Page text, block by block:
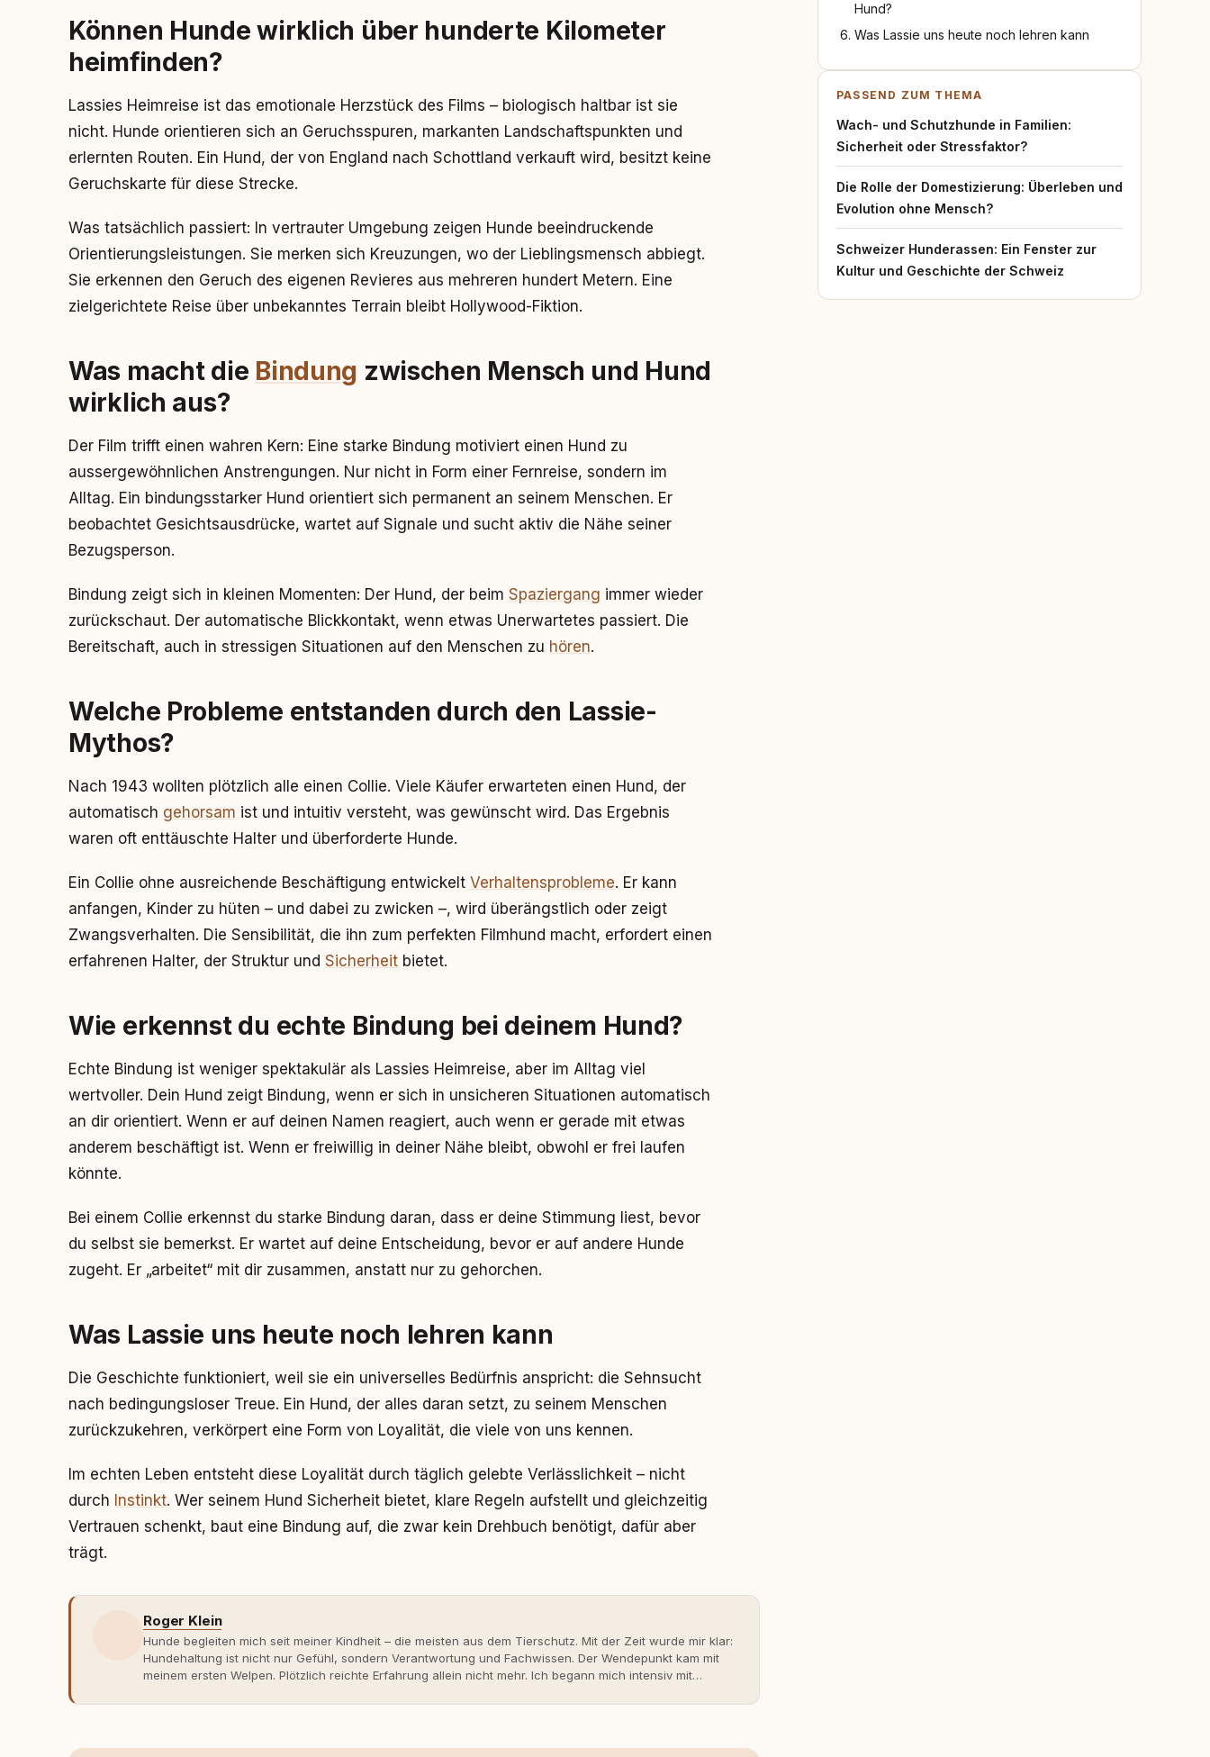
Können Hunde wirklich über hunderte Kilometer
heimfinden?
Lassies Heimreise ist das emotionale Herzstück des Films – biologisch haltbar ist sie
nicht. Hunde orientieren sich an Geruchsspuren, markanten Landschaftspunkten und
erlernten Routen. Ein Hund, der von England nach Schottland verkauft wird, besitzt keine
Geruchskarte für diese Strecke.
Was tatsächlich passiert: In vertrauter Umgebung zeigen Hunde beeindruckende
Orientierungsleistungen. Sie merken sich Kreuzungen, wo der Lieblingsmensch abbiegt.
Sie erkennen den Geruch des eigenen Revieres aus mehreren hundert Metern. Eine
zielgerichtete Reise über unbekanntes Terrain bleibt Hollywood-Fiktion.
Was macht die Bindung zwischen Mensch und Hund
wirklich aus?
Der Film trifft einen wahren Kern: Eine starke Bindung motiviert einen Hund zu
aussergewöhnlichen Anstrengungen. Nur nicht in Form einer Fernreise, sondern im
Alltag. Ein bindungsstarker Hund orientiert sich permanent an seinem Menschen. Er
beobachtet Gesichtsausdrücke, wartet auf Signale und sucht aktiv die Nähe seiner
Bezugsperson.
Bindung zeigt sich in kleinen Momenten: Der Hund, der beim Spaziergang immer wieder
zurückschaut. Der automatische Blickkontakt, wenn etwas Unerwartetes passiert. Die
Bereitschaft, auch in stressigen Situationen auf den Menschen zu hören.
Welche Probleme entstanden durch den Lassie-
Mythos?
Nach 1943 wollten plötzlich alle einen Collie. Viele Käufer erwarteten einen Hund, der
automatisch gehorsam ist und intuitiv versteht, was gewünscht wird. Das Ergebnis
waren oft enttäuschte Halter und überforderte Hunde.
Ein Collie ohne ausreichende Beschäftigung entwickelt Verhaltensprobleme. Er kann
anfangen, Kinder zu hüten – und dabei zu zwicken –, wird überängstlich oder zeigt
Zwangsverhalten. Die Sensibilität, die ihn zum perfekten Filmhund macht, erfordert einen
erfahrenen Halter, der Struktur und Sicherheit bietet.
Wie erkennst du echte Bindung bei deinem Hund?
Echte Bindung ist weniger spektakulär als Lassies Heimreise, aber im Alltag viel
wertvoller. Dein Hund zeigt Bindung, wenn er sich in unsicheren Situationen automatisch
an dir orientiert. Wenn er auf deinen Namen reagiert, auch wenn er gerade mit etwas
anderem beschäftigt ist. Wenn er freiwillig in deiner Nähe bleibt, obwohl er frei laufen
könnte.
Bei einem Collie erkennst du starke Bindung daran, dass er deine Stimmung liest, bevor
du selbst sie bemerkst. Er wartet auf deine Entscheidung, bevor er auf andere Hunde
zugeht. Er „arbeitet“ mit dir zusammen, anstatt nur zu gehorchen.
Was Lassie uns heute noch lehren kann
Die Geschichte funktioniert, weil sie ein universelles Bedürfnis anspricht: die Sehnsucht
nach bedingungsloser Treue. Ein Hund, der alles daran setzt, zu seinem Menschen
zurückzukehren, verkörpert eine Form von Loyalität, die viele von uns kennen.
Im echten Leben entsteht diese Loyalität durch täglich gelebte Verlässlichkeit – nicht
durch Instinkt. Wer seinem Hund Sicherheit bietet, klare Regeln aufstellt und gleichzeitig
Vertrauen schenkt, baut eine Bindung auf, die zwar kein Drehbuch benötigt, dafür aber
trägt.
Roger Klein
Hunde begleiten mich seit meiner Kindheit – die meisten aus dem Tierschutz. Mit der Zeit wurde mir klar:
Hundehaltung ist nicht nur Gefühl, sondern Verantwortung und Fachwissen. Der Wendepunkt kam mit
meinem ersten Welpen. Plötzlich reichte Erfahrung allein nicht mehr. Ich begann mich intensiv mit
Erfahrung entsteht echte Bindung dort, wo Verständnis Wissen ersetzt – nicht umgekehrt. Aus dieser
Hund?
Was Lassie uns heute noch lehren kann
PASSEND ZUM THEMA
Wach- und Schutzhunde in Familien:
Sicherheit oder Stressfaktor?
Die Rolle der Domestizierung: Überleben und
Evolution ohne Mensch?
Schweizer Hunderassen: Ein Fenster zur
Kultur und Geschichte der Schweiz